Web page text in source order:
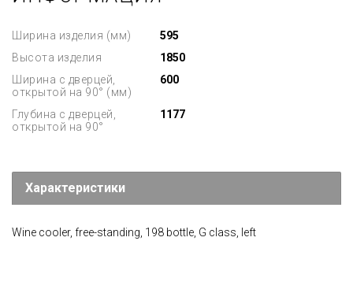
Ширина изделия (мм)
595
Высота изделия
1850
Ширина с дверцей,
открытой на 90° (мм)
600
Глубина с дверцей,
открытой на 90°
1177
Характеристики
Wine cooler, free-standing, 198 bottle, G class, left